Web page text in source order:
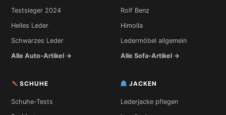
Testsieger 2024
Helles Leder
Schwarzes Leder
Alle Auto-Artikel →
Rolf Benz
Himolla
Ledermöbel allgemein
Alle Sofa-Artikel →
SCHUHE
Schuhe-Tests
JACKEN
Lederjacke pflegen